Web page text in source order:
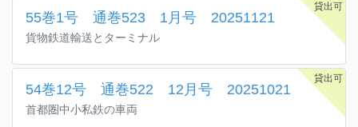
貸出可
55巻1号 通巻523 1月号 20251121
貨物鉄道輸送とターミナル
貸出可
54巻12号 通巻522 12月号 20251021
首都圏中小私鉄の車両